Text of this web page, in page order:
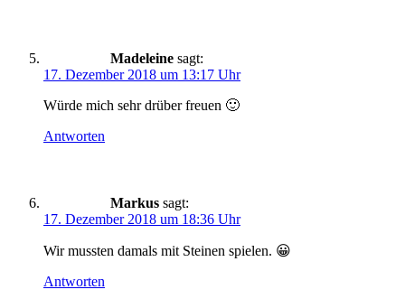
Madeleine sagt:
17. Dezember 2018 um 13:17 Uhr
Würde mich sehr drüber freuen 🙂
Antworten
Markus sagt:
17. Dezember 2018 um 18:36 Uhr
Wir mussten damals mit Steinen spielen. 😀
Antworten